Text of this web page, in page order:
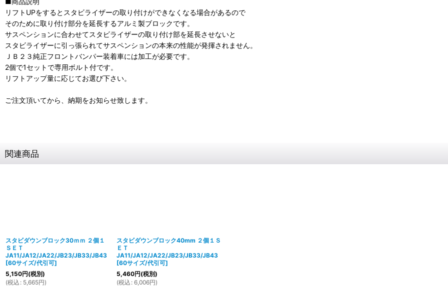
リフトUPをするとスタビライザーの取り付けができなくなる場合があるので
そのために取り付け部分を延長するアルミ製ブロックです。
サスペンションに合わせてスタビライザーの取り付け部を延長させないと
スタビライザーに引っ張られてサスペンションの本来の性能が発揮されません。
ＪＢ２３純正フロントバンパー装着車には加工が必要です。
2個で1セットで専用ボルト付です。
リフトアップ量に応じてお選び下さい。
ご注文頂いてから、納期をお知らせ致します。
関連商品
スタビダウンブロック30ｍｍ ２個１
ＳＥＴ
JA11/JA12/JA22/JB23/JB33/JB43
[60サイズ/代引可]
5,150円(税別)
(税込 : 5,665円)
スタビダウンブロック40mm ２個１Ｓ
ＥＴ
JA11/JA12/JA22/JB23/JB33/JB43
[60サイズ/代引可]
5,460円(税別)
(税込 : 6,006円)